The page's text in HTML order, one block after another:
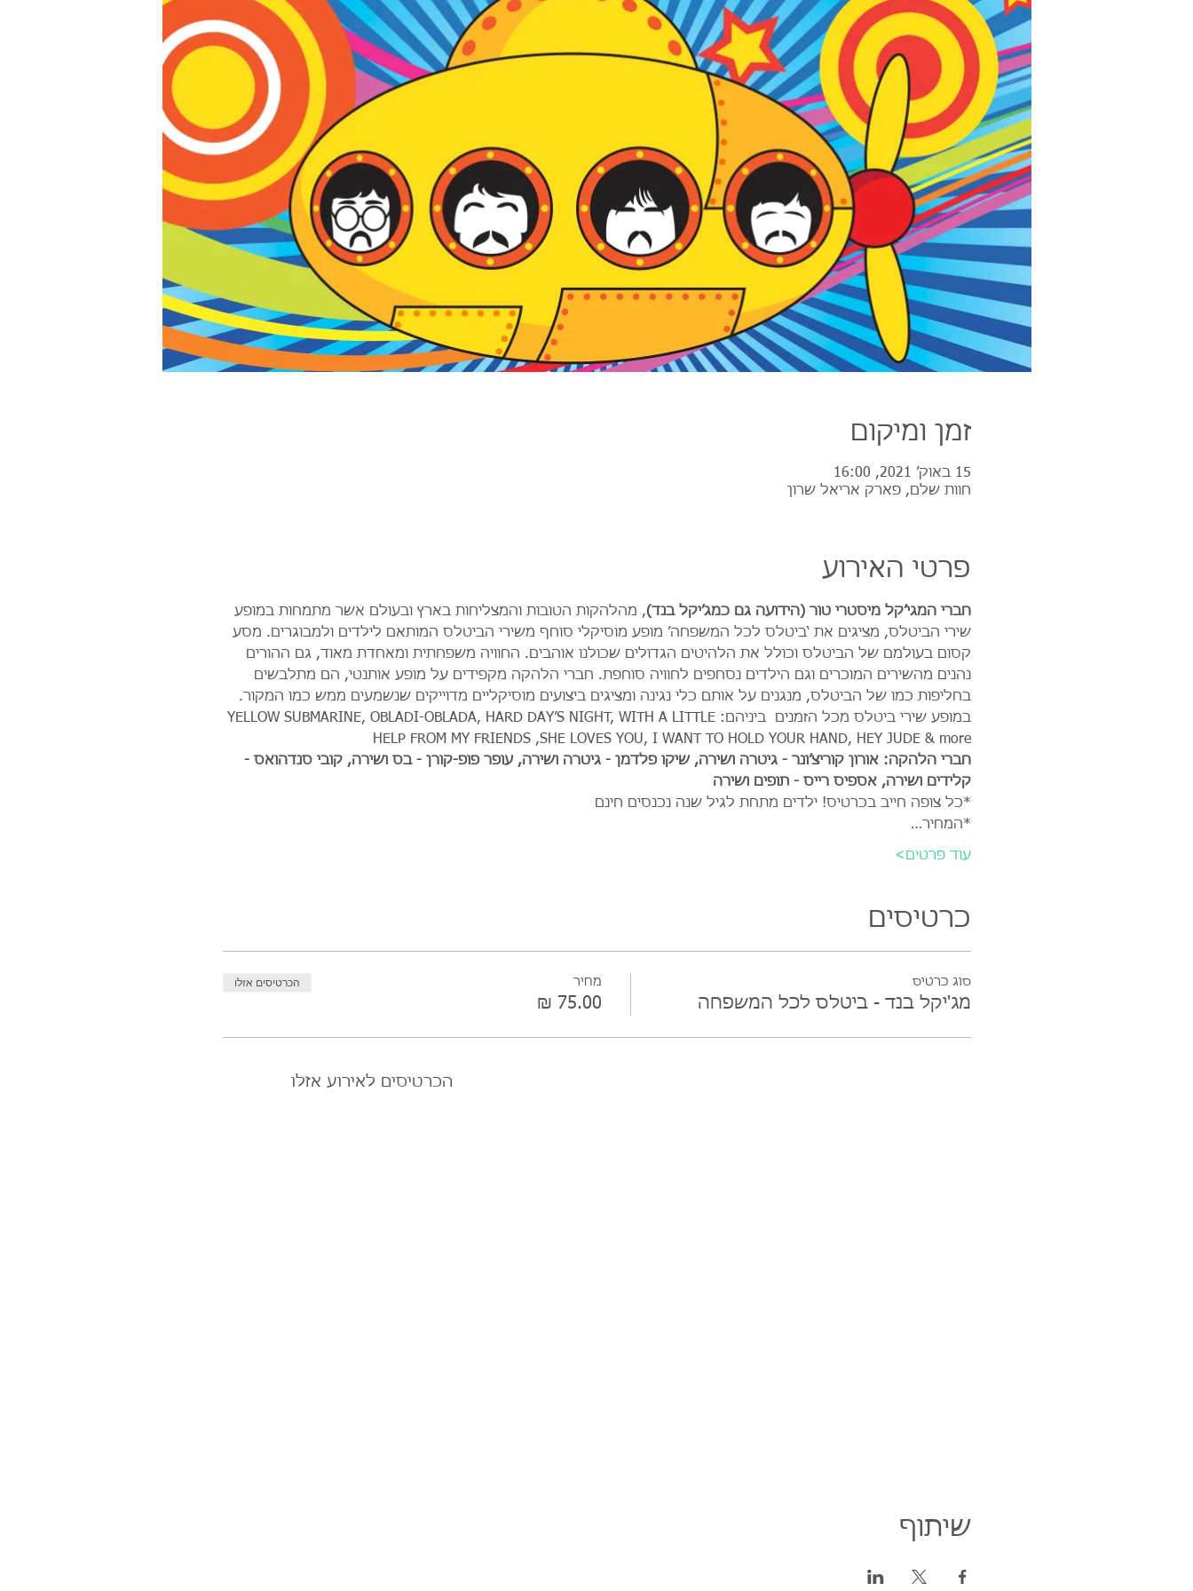
זמן ומיקום
15 באוק׳ 2021, 16:00
חוות שלם, פארק אריאל שרון
פרטי האירוע
חברי המגי’קל מיסטרי טור (הידועה גם כמג’יקל בנד), מהלהקות הטובות והמצליחות בארץ ובעולם אשר מתמחות במופע
שירי הביטלס, מציגים את ‘ביטלס לכל המשפחה’ מופע מוסיקלי סוחף משירי הביטלס המותאם לילדים ולמבוגרים. מסע
קסום בעולמם של הביטלס וכולל את הלהיטים הגדולים שכולנו אוהבים. החוויה משפחתית ומאחדת מאוד, גם ההורים
נהנים מהשירים המוכרים וגם הילדים נסחפים לחוויה סוחפת. חברי הלהקה מקפידים על מופע אותנטי, הם מתלבשים
בחליפות כמו של הביטלס, מנגנים על אותם כלי נגינה ומציגים ביצועים מוסיקליים מדוייקים שנשמעים ממש כמו המקור.
במופע שירי ביטלס מכל הזמנים  ביניהם:YELLOW SUBMARINE, OBLADI-OBLADA, HARD DAY’S NIGHT, WITH A LITTLE
HELP FROM MY FRIENDS ,SHE LOVES YOU, I WANT TO HOLD YOUR HAND, HEY JUDE & more
חברי הלהקה: אורון קוריצ’ונר - גיטרה ושירה, שיקו פלדמן - גיטרה ושירה, עופר פופ-קורן - בס ושירה, קובי סנדהואס -
קלידים ושירה, אספיס רייס - תופים ושירה
*כל צופה חייב בכרטיס! ילדים מתחת לגיל שנה נכנסים חינם
*המחיר…
עוד פרטים>
כרטיסים
סוג כרטיס
מג'יקל בנד - ביטלס לכל המשפחה
מחיר הכרטיסים אזלו
הכרטיסים לאירוע אזלו
שיתוף